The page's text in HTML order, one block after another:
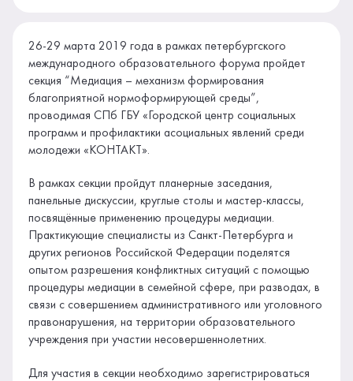
26-29 марта 2019 года в рамках петербургского
международного образовательного форума пройдет
секция “Медиация – механизм формирования
благоприятной нормоформирующей среды”,
проводимая СПб ГБУ «Городской центр социальных
программ и профилактики асоциальных явлений среди
молодежи «КОНТАКТ».
В рамках секции пройдут планерные заседания,
панельные дискуссии, круглые столы и мастер-классы,
посвящённые применению процедуры медиации.
Практикующие специалисты из Санкт-Петербурга и
других регионов Российской Федерации поделятся
опытом разрешения конфликтных ситуаций с помощью
процедуры медиации в семейной сфере, при разводах, в
связи с совершением административного или уголовного
правонарушения, на территории образовательного
учреждения при участии несовершеннолетних.
Для участия в секции необходимо зарегистрироваться